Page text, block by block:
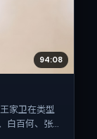
94:08
家卫在类型
白百何、张译